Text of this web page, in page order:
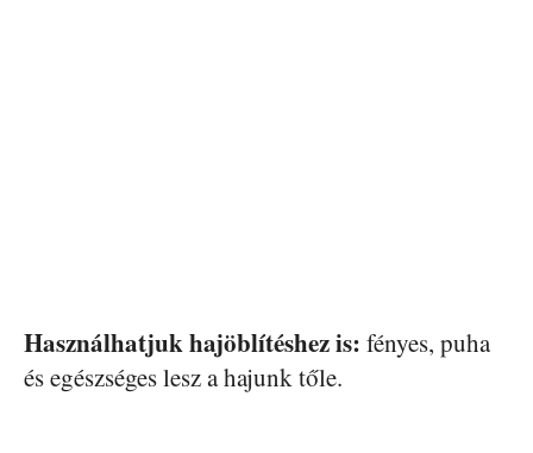
Használhatjuk hajöblítéshez is: fényes, puha
és egészséges lesz a hajunk tőle.